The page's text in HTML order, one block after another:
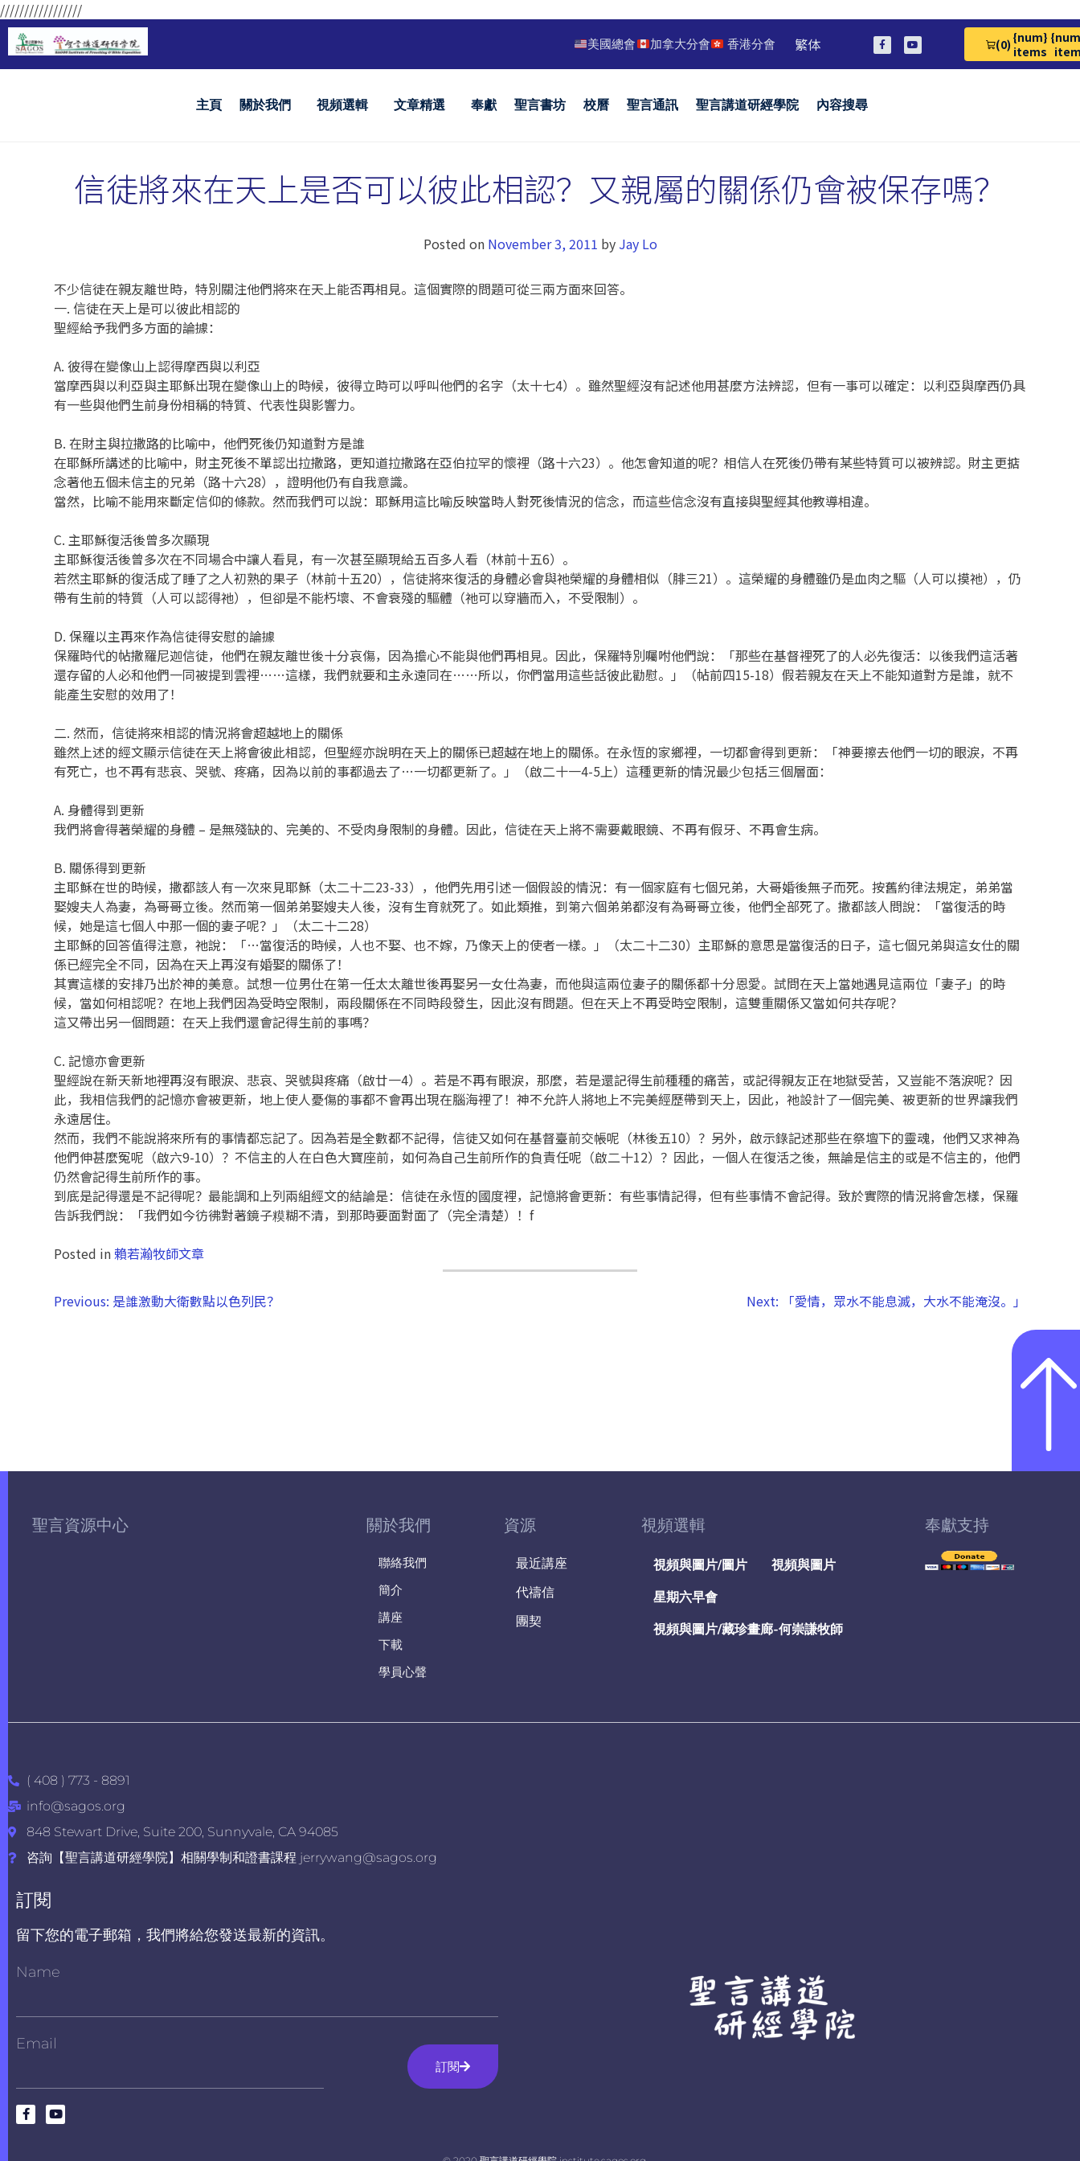
/////////////////
美國總會 加拿大分會 香港分會 繁体 (0)
View Cart 0
{num}
items
主頁 關於我們 視頻選輯 文章精選 奉獻 聖言書坊 校曆 聖言通訊 聖言講道研經學院 內容搜尋
信徒將來在天上是否可以彼此相認？又親屬的關係仍會被保存嗎？
Posted on November 3, 2011 by Jay Lo
不少信徒在親友離世時，特別關注他們將來在天上能否再相見。這個實際的問題可從三兩方面來回答。
一. 信徒在天上是可以彼此相認的
聖經給予我們多方面的論據：
A. 彼得在變像山上認得摩西與以利亞
當摩西與以利亞與主耶穌出現在變像山上的時候，彼得立時可以呼叫他們的名字（太十七4）。雖然聖經沒有記述他用甚麼方法辨認，但有一事可以確定：以利亞與摩西仍具
有一些與他們生前身份相稱的特質、代表性與影響力。
B. 在財主與拉撒路的比喻中，他們死後仍知道對方是誰
在耶穌所講述的比喻中，財主死後不單認出拉撒路，更知道拉撒路在亞伯拉罕的懷裡（路十六23）。他怎會知道的呢？相信人在死後仍帶有某些特質可以被辨認。財主更掂
念著他五個未信主的兄弟（路十六28），證明他仍有自我意識。
當然，比喻不能用來斷定信仰的條款。然而我們可以說：耶穌用這比喻反映當時人對死後情況的信念，而這些信念沒有直接與聖經其他教導相違。
C. 主耶穌復活後曾多次顯現
主耶穌復活後曾多次在不同場合中讓人看見，有一次甚至顯現給五百多人看（林前十五6）。
若然主耶穌的復活成了睡了之人初熟的果子（林前十五20），信徒將來復活的身體必會與祂榮耀的身體相似（腓三21）。這榮耀的身體雖仍是血肉之驅（人可以摸祂），仍
帶有生前的特質（人可以認得祂），但卻是不能朽壞、不會衰殘的驅體（祂可以穿牆而入，不受限制）。
D. 保羅以主再來作為信徒得安慰的論據
保羅時代的帖撒羅尼迦信徒，他們在親友離世後十分哀傷，因為擔心不能與他們再相見。因此，保羅特別囑咐他們說：「那些在基督裡死了的人必先復活：以後我們這活著
還存留的人必和他們一同被提到雲裡……這樣，我們就要和主永遠同在……所以，你們當用這些話彼此勸慰。」（帖前四15-18）假若親友在天上不能知道對方是誰，就不
能產生安慰的效用了！
二. 然而，信徒將來相認的情況將會超越地上的關係
雖然上述的經文顯示信徒在天上將會彼此相認，但聖經亦說明在天上的關係已超越在地上的關係。在永恆的家鄉裡，一切都會得到更新：「神要擦去他們一切的眼淚，不再
有死亡，也不再有悲哀、哭號、疼痛，因為以前的事都過去了…一切都更新了。」（啟二十一4-5上）這種更新的情況最少包括三個層面：
A. 身體得到更新
我們將會得著榮耀的身體 – 是無殘缺的、完美的、不受肉身限制的身體。因此，信徒在天上將不需要戴眼鏡、不再有假牙、不再會生病。
B. 關係得到更新
主耶穌在世的時候，撒都該人有一次來見耶穌（太二十二23-33），他們先用引述一個假設的情況：有一個家庭有七個兄弟，大哥婚後無子而死。按舊約律法規定，弟弟當
娶嫂夫人為妻，為哥哥立後。然而第一個弟弟娶嫂夫人後，沒有生育就死了。如此類推，到第六個弟弟都沒有為哥哥立後，他們全部死了。撒都該人問說：「當復活的時
候，她是這七個人中那一個的妻子呢？」（太二十二28）
主耶穌的回答值得注意，祂說：「…當復活的時候，人也不娶、也不嫁，乃像天上的使者一樣。」（太二十二30）主耶穌的意思是當復活的日子，這七個兄弟與這女仕的關
係已經完全不同，因為在天上再沒有婚娶的關係了！
其實這樣的安排乃出於神的美意。試想一位男仕在第一任太太離世後再娶另一女仕為妻，而他與這兩位妻子的關係都十分恩愛。試問在天上當她遇見這兩位「妻子」的時
候，當如何相認呢？在地上我們因為受時空限制，兩段關係在不同時段發生，因此沒有問題。但在天上不再受時空限制，這雙重關係又當如何共存呢？
這又帶出另一個問題：在天上我們還會記得生前的事嗎？
C. 記憶亦會更新
聖經說在新天新地裡再沒有眼淚、悲哀、哭號與疼痛（啟廿一4）。若是不再有眼淚，那麼，若是還記得生前種種的痛苦，或記得親友正在地獄受苦，又豈能不落淚呢？因
此，我相信我們的記憶亦會被更新，地上使人憂傷的事都不會再出現在腦海裡了！神不允許人將地上不完美經歷帶到天上，因此，祂設計了一個完美、被更新的世界讓我們
永遠居住。
然而，我們不能說將來所有的事情都忘記了。因為若是全數都不記得，信徒又如何在基督臺前交帳呢（林後五10）？另外，啟示錄記述那些在祭壇下的靈魂，他們又求神為
他們伸甚麼冤呢（啟六9-10）？不信主的人在白色大寶座前，如何為自己生前所作的負責任呢（啟二十12）？因此，一個人在復活之後，無論是信主的或是不信主的，他們
仍然會記得生前所作的事。
到底是記得還是不記得呢？最能調和上列兩組經文的結論是：信徒在永恆的國度裡，記憶將會更新：有些事情記得，但有些事情不會記得。致於實際的情況將會怎樣，保羅
告訴我們說：「我們如今彷彿對著鏡子糢糊不清，到那時要面對面了（完全清楚）！f
Posted in 賴若瀚牧師文章
Previous: 是誰激動大衛數點以色列民？ Next: 「愛情，眾水不能息滅，大水不能淹沒。」
聖言資源中心 關於我們
聯絡我們
簡介
講座
下載
學員心聲
資源
最近講座
代禱信
團契
視頻選輯
視頻與圖片/圖片
視頻與圖片
星期六早會
視頻與圖片/藏珍畫廊-何崇謙牧師
奉獻支持
( 408 ) 773 - 8891
info@sagos.org
848 Stewart Drive, Suite 200, Sunnyvale, CA 94085
咨詢【聖言講道研經學院】相關學制和證書課程 jerrywang@sagos.org
訂閱
留下您的電子郵箱，我們將給您發送最新的資訊。
Name
Email
訂閱